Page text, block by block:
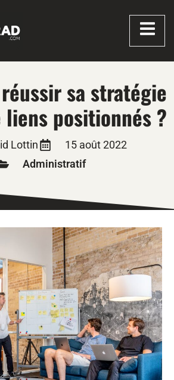
sa stratégie
liens positionnés ?
Lottin
15 août 2022
Administratif